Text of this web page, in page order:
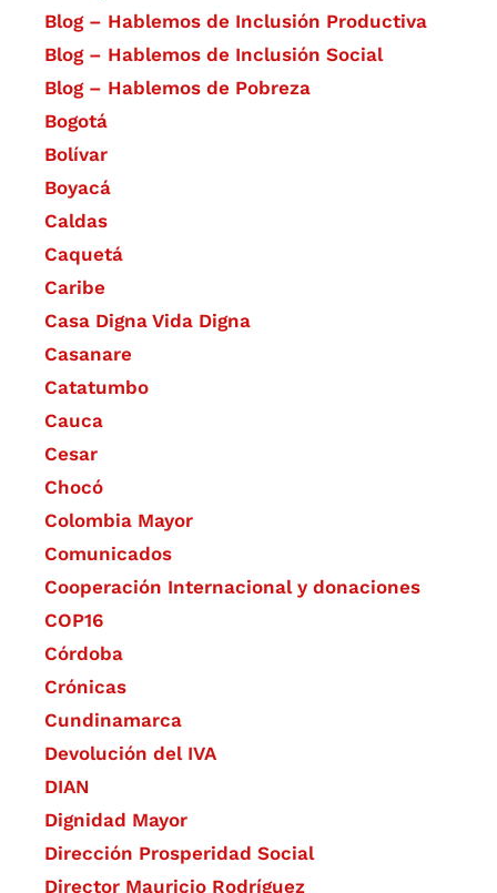
Blog – Hablemos de Inclusión Productiva
Blog – Hablemos de Inclusión Social
Blog – Hablemos de Pobreza
Bogotá
Bolívar
Boyacá
Caldas
Caquetá
Caribe
Casa Digna Vida Digna
Casanare
Catatumbo
Cauca
Cesar
Chocó
Colombia Mayor
Comunicados
Cooperación Internacional y donaciones
COP16
Córdoba
Crónicas
Cundinamarca
Devolución del IVA
DIAN
Dignidad Mayor
Dirección Prosperidad Social
Director Mauricio Rodríguez